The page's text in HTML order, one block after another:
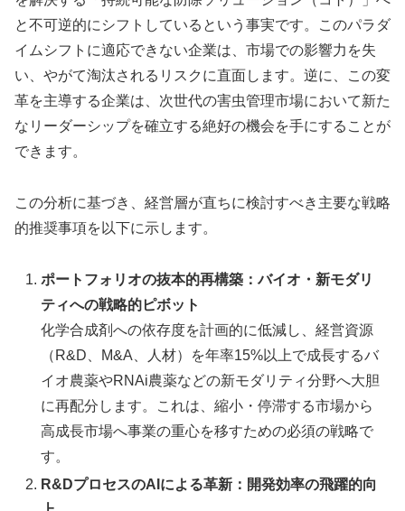
と不可逆的にシフトしているという事実です。このパラダ
イムシフトに適応できない企業は、市場での影響力を失
い、やがて淘汰されるリスクに直面します。逆に、この変
革を主導する企業は、次世代の害虫管理市場において新た
なリーダーシップを確立する絶好の機会を手にすることが
できます。
この分析に基づき、経営層が直ちに検討すべき主要な戦略
的推奨事項を以下に示します。
ポートフォリオの抜本的再構築：バイオ・新モダリ
ティへの戦略的ピボット
化学合成剤への依存度を計画的に低減し、経営資源
（R&D、M&A、人材）を年率15%以上で成長するバ
イオ農薬やRNAi農薬などの新モダリティ分野へ大胆
に再配分します。これは、縮小・停滞する市場から
高成長市場へ事業の重心を移すための必須の戦略で
す。
R&DプロセスのAIによる革新：開発効率の飛躍的向